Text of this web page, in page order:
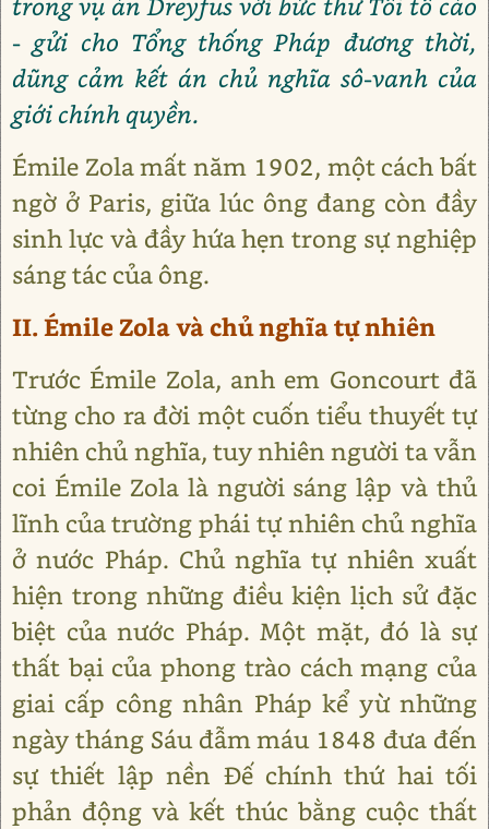
- gửi cho Tổng thống Pháp đương thời,
dũng cảm kết án chủ nghĩa sô-vanh của
giới chính quyền.
Émile Zola mất năm 1902, một cách bất
ngờ ở Paris, giữa lúc ông đang còn đầy
sinh lực và đầy hứa hẹn trong sự nghiệp
sáng tác của ông.
II. Émile Zola và chủ nghĩa tự nhiên
Trước Émile Zola, anh em Goncourt đã
từng cho ra đời một cuốn tiểu thuyết tự
nhiên chủ nghĩa, tuy nhiên người ta vẫn
coi Émile Zola là người sáng lập và thủ
lĩnh của trường phái tự nhiên chủ nghĩa
ở nước Pháp. Chủ nghĩa tự nhiên xuất
hiện trong những điều kiện lịch sử đặc
biệt của nước Pháp. Một mặt, đó là sự
thất bại của phong trào cách mạng của
giai cấp công nhân Pháp kể yừ những
ngày tháng Sáu đẫm máu 1848 đưa đến
sự thiết lập nền Đế chính thứ hai tối
phản động và kết thúc bằng cuộc thất